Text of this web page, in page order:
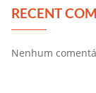
RECENT
Nenhum